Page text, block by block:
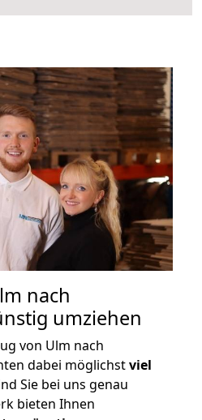
nach
umziehen
von Ulm nach
dabei möglichstviel
Sie bei uns genau
bieten Ihnen